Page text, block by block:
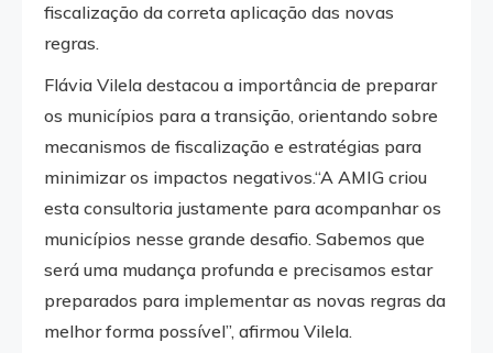
fiscalização da correta aplicação das novas
regras.
Flávia Vilela destacou a importância de preparar
os municípios para a transição, orientando sobre
mecanismos de fiscalização e estratégias para
minimizar os impactos negativos.“A AMIG criou
esta consultoria justamente para acompanhar os
municípios nesse grande desafio. Sabemos que
será uma mudança profunda e precisamos estar
preparados para implementar as novas regras da
melhor forma possível”, afirmou Vilela.